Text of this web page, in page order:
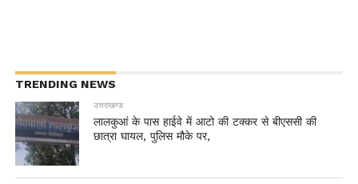
TRENDING NEWS
उत्तराखण्ड
लालकुआं के पास हाईवे में आटो की टक्कर से बीएससी की
छात्रा घायल, पुलिस मौके पर,